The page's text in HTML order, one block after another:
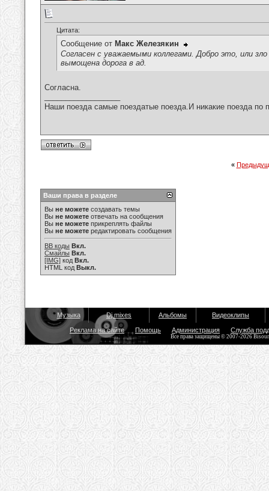
Цитата:
Сообщение от Макс Железякин
Согласен с уважаемыми коллегами. Добро это, или
вымощена дорога в ад.
Согласна.
Наши поезда самые поездатые поезда.И никакие поезда по
«
Ваши права в разделе
Вы не можете создавать темы
Вы не можете отвечать на сообщения
Вы не можете прикреплять файлы
Вы не можете редактировать сообщения
BB коды Вкл.
Смайлы Вкл.
[IMG] код Вкл.
HTML код Выкл.
Музыка Dj mixes Альбомы Видеоклипы
Реклама на сайте Помощь Администрация Служба
Все права защищены © 2007-2026